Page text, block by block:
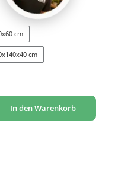
cm
cm
ein oder benutze die Schaltflächen um
In den Warenkorb